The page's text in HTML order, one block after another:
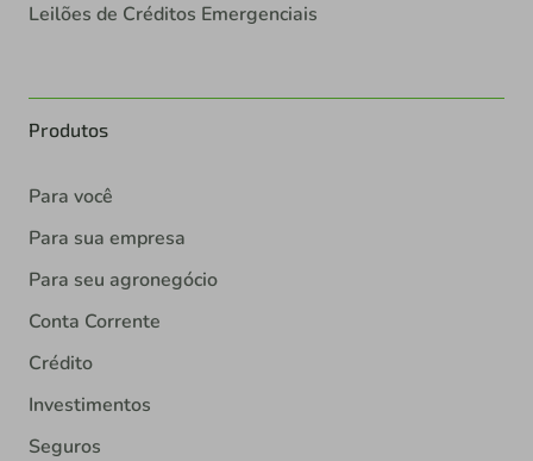
Leilões de Créditos Emergenciais
Produtos
Para você
Para sua empresa
Para seu agronegócio
Conta Corrente
Crédito
Investimentos
Seguros